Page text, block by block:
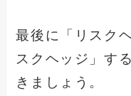
最後に「リスク
スクヘッジ」す
きましょう。